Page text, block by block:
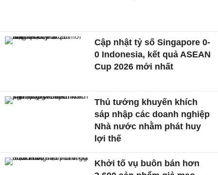
Cập nhật tỷ số Singapore 0-
0 Indonesia, kết quả ASEAN
Cup 2026 mới nhất
Thủ tướng khuyến khích
sáp nhập các doanh nghiệp
Nhà nước nhằm phát huy
lợi thế
Khởi tố vụ buôn bán hơn